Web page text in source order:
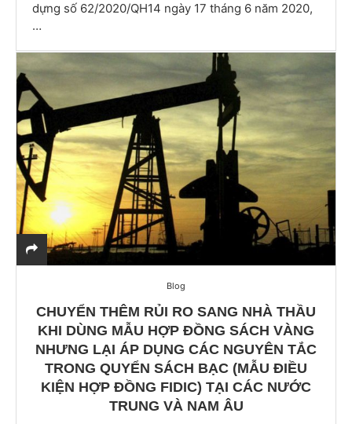
dựng số 62/2020/QH14 ngày 17 tháng 6 năm 2020,
…
Blog
CHUYỂN THÊM RỦI RO SANG NHÀ THẦU
KHI DÙNG MẪU HỢP ĐỒNG SÁCH VÀNG
NHƯNG LẠI ÁP DỤNG CÁC NGUYÊN TẮC
TRONG QUYỂN SÁCH BẠC (MẪU ĐIỀU
KIỆN HỢP ĐỒNG FIDIC) TẠI CÁC NƯỚC
TRUNG VÀ NAM ÂU